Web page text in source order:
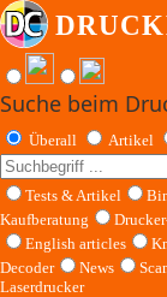
Suche beim
Überall Artikel
Tests & Artikel
Kaufberatung
English articles
Decoder
News
Laserdrucker